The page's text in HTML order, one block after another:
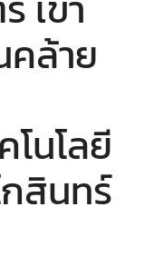
คล้าย
นโลยี
สินทร์